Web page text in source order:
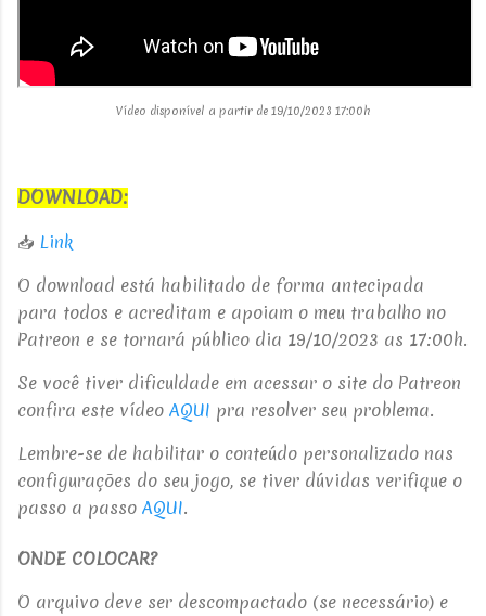
Vídeo disponível a partir de 19/10/2023 17:00h
DOWNLOAD:
📥 Link
O download está habilitado de forma antecipada
para todos e acreditam e apoiam o meu trabalho no
Patreon e se tornará público dia 19/10/2023 as 17:00h.
Se você tiver dificuldade em acessar o site do Patreon
confira este vídeo AQUI pra resolver seu problema.
Lembre-se de habilitar o conteúdo personalizado nas
configurações do seu jogo, se tiver dúvidas verifique o
passo a passo AQUI.
ONDE COLOCAR?
O arquivo deve ser descompactado (se necessário) e